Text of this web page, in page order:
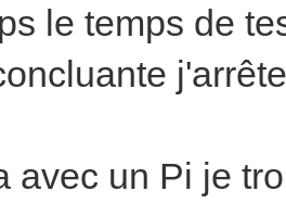
le temps de
avec un Pi je